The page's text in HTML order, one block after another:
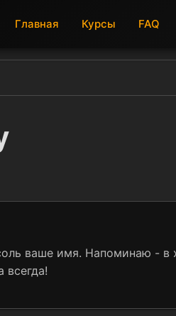
Главная Курсы FAQ
ваше имя. Напоминаю - в
всегда!